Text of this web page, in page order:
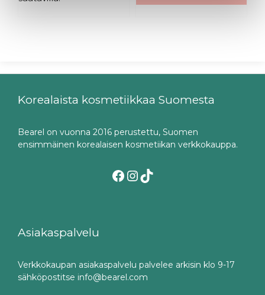
Korealaista kosmetiikkaa Suomesta
Bearel on vuonna 2016 perustettu, Suomen
ensimmäinen korealaisen kosmetiikan verkkokauppa.
Facebook
Instagram
TikTok
Asiakaspalvelu
Verkkokaupan asiakaspalvelu palvelee arkisin klo 9-17
sähköpostitse info@bearel.com